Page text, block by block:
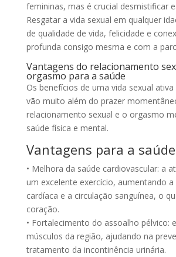
femininas, mas é crucial desmistificar
Resgatar a vida sexual em qualquer
de qualidade de vida, felicidade e
profunda consigo mesma e com a
Vantagens do relacionamento
orgasmo para a saúde
Os benefícios de uma vida sexual
vão muito além do prazer
relacionamento sexual e o orgasmo
saúde física e mental.
Vantagens para a
• Melhora da saúde cardiovascular: a
um excelente exercício, aumentando a
cardíaca e a circulação sanguínea, o
coração.
• Fortalecimento do assoalho pélvico:
músculos da região, ajudando na
tratamento da incontinência urinária.